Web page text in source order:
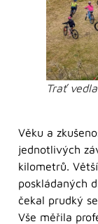
Trať
Věku a
jednotlivých
kilometrů.
poskládaných
čekal prudký
Vše měřila